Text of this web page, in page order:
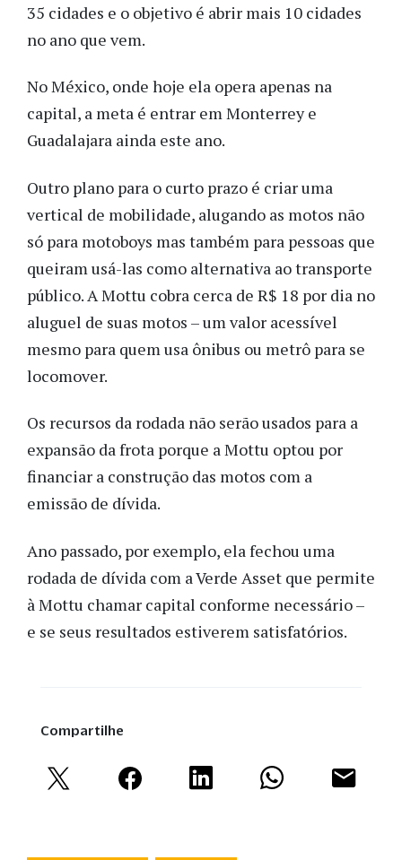
35 cidades e o objetivo é abrir mais 10 cidades
no ano que vem.
No México, onde hoje ela opera apenas na
capital, a meta é entrar em Monterrey e
Guadalajara ainda este ano.
Outro plano para o curto prazo é criar uma
vertical de mobilidade, alugando as motos não
só para motoboys mas também para pessoas que
queiram usá-las como alternativa ao transporte
público. A Mottu cobra cerca de R$ 18 por dia no
aluguel de suas motos – um valor acessível
mesmo para quem usa ônibus ou metrô para se
locomover.
Os recursos da rodada não serão usados para a
expansão da frota porque a Mottu optou por
financiar a construção das motos com a
emissão de dívida.
Ano passado, por exemplo, ela fechou uma
rodada de dívida com a Verde Asset que permite
à Mottu chamar capital conforme necessário –
e se seus resultados estiverem satisfatórios.
Compartilhe